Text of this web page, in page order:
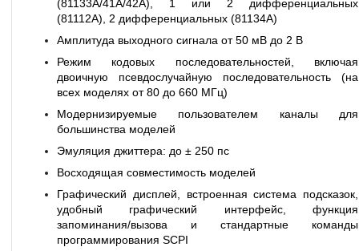
(81133А/41А/42А), 1 или 2 дифференциальных
(81112А), 2 дифференциальных (81134А)
Амплитуда выходного сигнала от 50 мВ до 2 В
Режим кодовых последовательностей, включая
двоичную псевдослучайную последовательность (на
всех моделях от 80 до 660 МГц)
Модернизируемые пользователем каналы для
большинства моделей
Эмуляция джиттера: до ± 250 пс
Восходящая совместимость моделей
Графический дисплей, встроенная система подсказок,
удобный графический интерфейс, функция
запоминания/вызова и стандартные команды
программирования SСPI